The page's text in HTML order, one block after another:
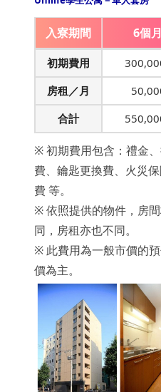
入寮期間 6個月
初期費用
房租／月
合計
※ 初期費用包含：禮金
費、鑰匙更換費、火災
費 等。
※ 依照提供的物件，房
同，房租亦也不同。
※ 此費用為一般市價的
價為主。